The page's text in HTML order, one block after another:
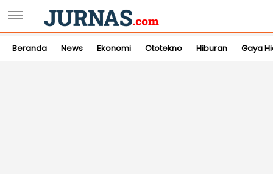
Beranda News Ekonomi Ototekno Hiburan Gaya